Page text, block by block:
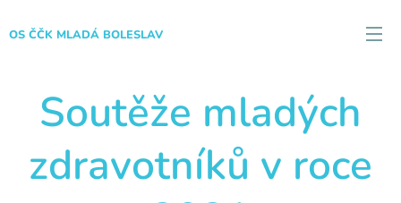
OS ČČK MLADÁ BOLESLAV
Soutěže mladých
zdravotníků v roce